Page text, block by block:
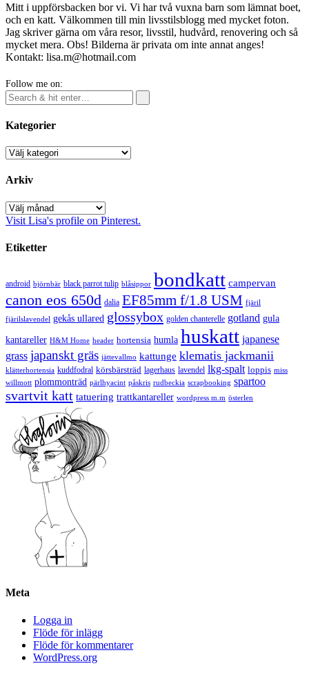
Mitt i uppförsbacken bor vi. Vi har två vuxna barn som lämnat boet,
och en katt. Välkommen till min livsstilsblogg med mycket foton.
Jag skriver gärna om våra resor, livsstil, hudvård, renovering och så
mycket mera. Obs! Bilderna är privata om inte annat anges!
Kontakt: lisa.m@hotmail.com
Follow me on:
Kategorier
Kategorier
Arkiv
Arkiv
Visit Lisa's profile on Pinterest.
Etiketter
android björnbär black parrot tulip blåsippor bondkatt campervan
canon eos 650d dalia EF85mm f/1.8 USM fjäril
fjärilslavendel gekås ullared glossybox golden chanterelle gotland gula
kantareller H&M Home header hortensia humla huskatt japanese
grass japanskt gräs jättevallmo kattunge klematis jackmanii
klätterhortensia kuddfodral körsbärsträd lagerhaus lavendel lkg-spalt loppis miss
willmott plommonträd pärlhyacint påskris rudbeckia scrapbooking spartoo
svartvit katt tatuering trattkantareller wordpress m.m österlen
Meta
Logga in
Flöde för inlägg
Flöde för kommentarer
WordPress.org